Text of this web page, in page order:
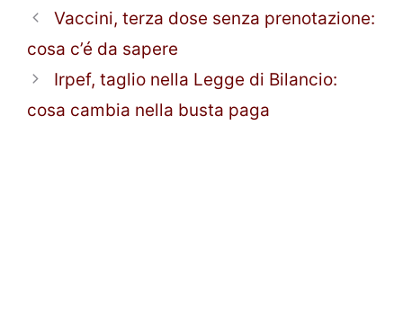
Vaccini, terza dose senza prenotazione:
cosa c’é da sapere
Irpef, taglio nella Legge di Bilancio:
cosa cambia nella busta paga